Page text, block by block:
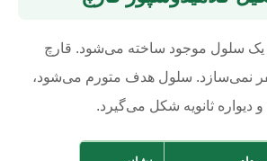
یک سلول موجود ساخته می‌شود. قارچ
نمی‌سازد. سلول هدف متورم می‌شود،
دیواره ثانویه شکل می‌گیرد.